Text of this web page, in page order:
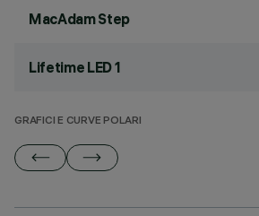
MacAdam Step
Lifetime LED 1
GRAFICI E CURVE POLARI